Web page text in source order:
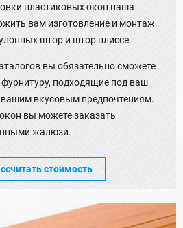
пластиковых окон наша
вам изготовление и монтаж
штор и штор плиссе.
вы обязательно сможете
подходящие под ваш
вкусовым предпочтениям.
вы можете заказать
жалюзи.
стоимость